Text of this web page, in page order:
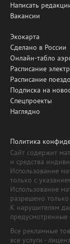
Написать
Вакансии
Экокарта
Сделано в России
Онлайн-табло
Расписание
Расписание
Подписка на
Спецпроекты
Наглядно
Политика
Сайт содержит
и средства
Использование
только с
Использование
разрешено
К нарушителям
предусмотренные
Все рекламные
все услуги -